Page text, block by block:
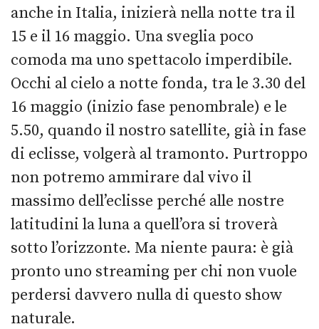
anche in Italia, inizierà nella notte tra il
15 e il 16 maggio. Una sveglia poco
comoda ma uno spettacolo imperdibile.
Occhi al cielo a notte fonda, tra le 3.30 del
16 maggio (inizio fase penombrale) e le
5.50, quando il nostro satellite, già in fase
di eclisse, volgerà al tramonto. Purtroppo
non potremo ammirare dal vivo il
massimo dell’eclisse perché alle nostre
latitudini la luna a quell’ora si troverà
sotto l’orizzonte. Ma niente paura: è già
pronto uno streaming per chi non vuole
perdersi davvero nulla di questo show
naturale.